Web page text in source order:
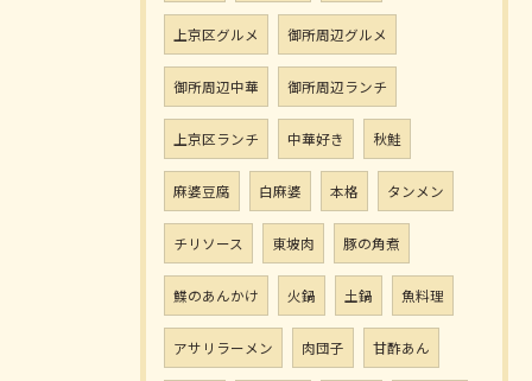
上京区グルメ 御所周辺グルメ
御所周辺中華 御所周辺ランチ
上京区ランチ 中華好き 秋鮭
麻婆豆腐 白麻婆 本格 タンメン
チリソース 東坡肉 豚の角煮
鰈のあんかけ 火鍋 土鍋 魚料理
アサリラーメン 肉団子 甘酢あん